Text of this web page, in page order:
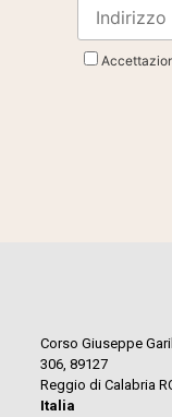
Corso Giuseppe
306, 89127
Reggio di Calabria
Italia